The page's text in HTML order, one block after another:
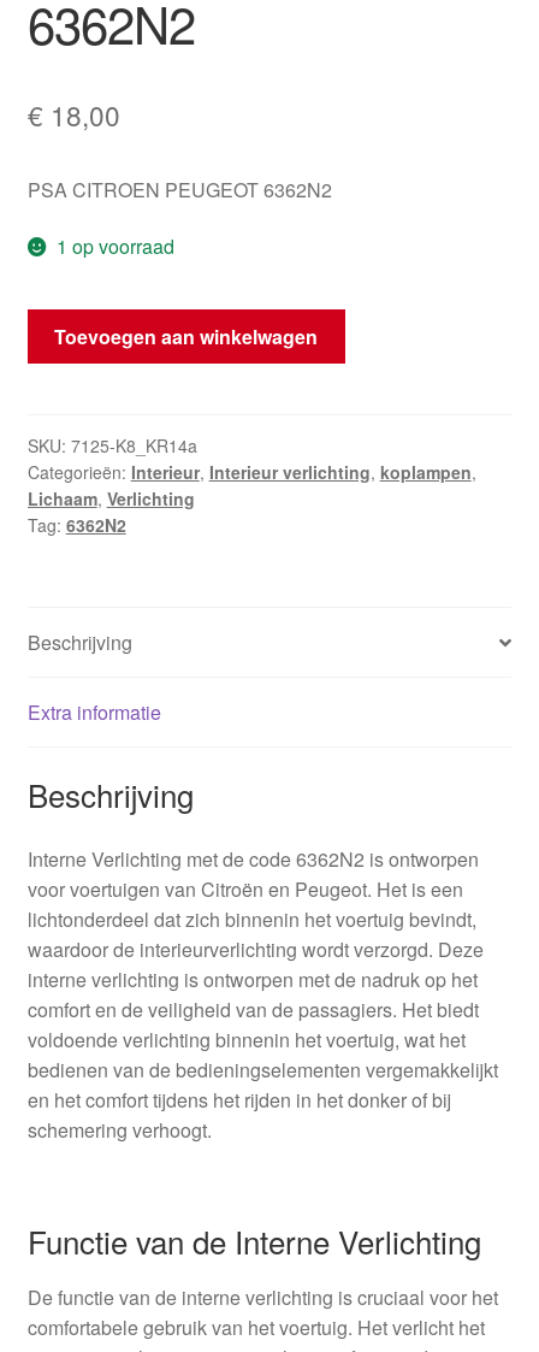
6362N2
€ 18,00
PSA CITROEN PEUGEOT 6362N2
1 op voorraad
Interne
Verlichting
6362N2
hoeveelheid
Toevoegen aan winkelwagen
SKU: 7125-K8_KR14a
Categorieën: Interieur, Interieur verlichting, koplampen,
Lichaam, Verlichting
Tag: 6362N2
Beschrijving
Extra informatie
Beschrijving
Interne Verlichting met de code 6362N2 is ontworpen
voor voertuigen van Citroën en Peugeot. Het is een
lichtonderdeel dat zich binnenin het voertuig bevindt,
waardoor de interieurverlichting wordt verzorgd. Deze
interne verlichting is ontworpen met de nadruk op het
comfort en de veiligheid van de passagiers. Het biedt
voldoende verlichting binnenin het voertuig, wat het
bedienen van de bedieningselementen vergemakkelijkt
en het comfort tijdens het rijden in het donker of bij
schemering verhoogt.
Functie van de Interne Verlichting
De functie van de interne verlichting is cruciaal voor het
comfortabele gebruik van het voertuig. Het verlicht het